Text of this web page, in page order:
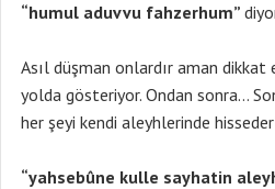
“humul aduvvu fahzerhum”
Asıl düşman onlardır aman dikkat
yolda gösteriyor. Ondan sonra…
her şeyi kendi aleyhlerinde
“yahsebûne kulle sayhatin